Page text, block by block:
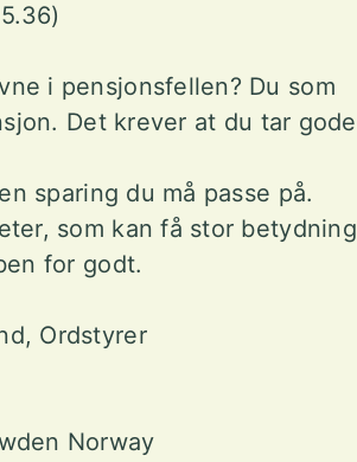
i pensjonsfellen? Du som
Det krever at du tar gode
sparing du må passe på.
som kan få stor betydning
for godt.
Ordstyrer
Norway